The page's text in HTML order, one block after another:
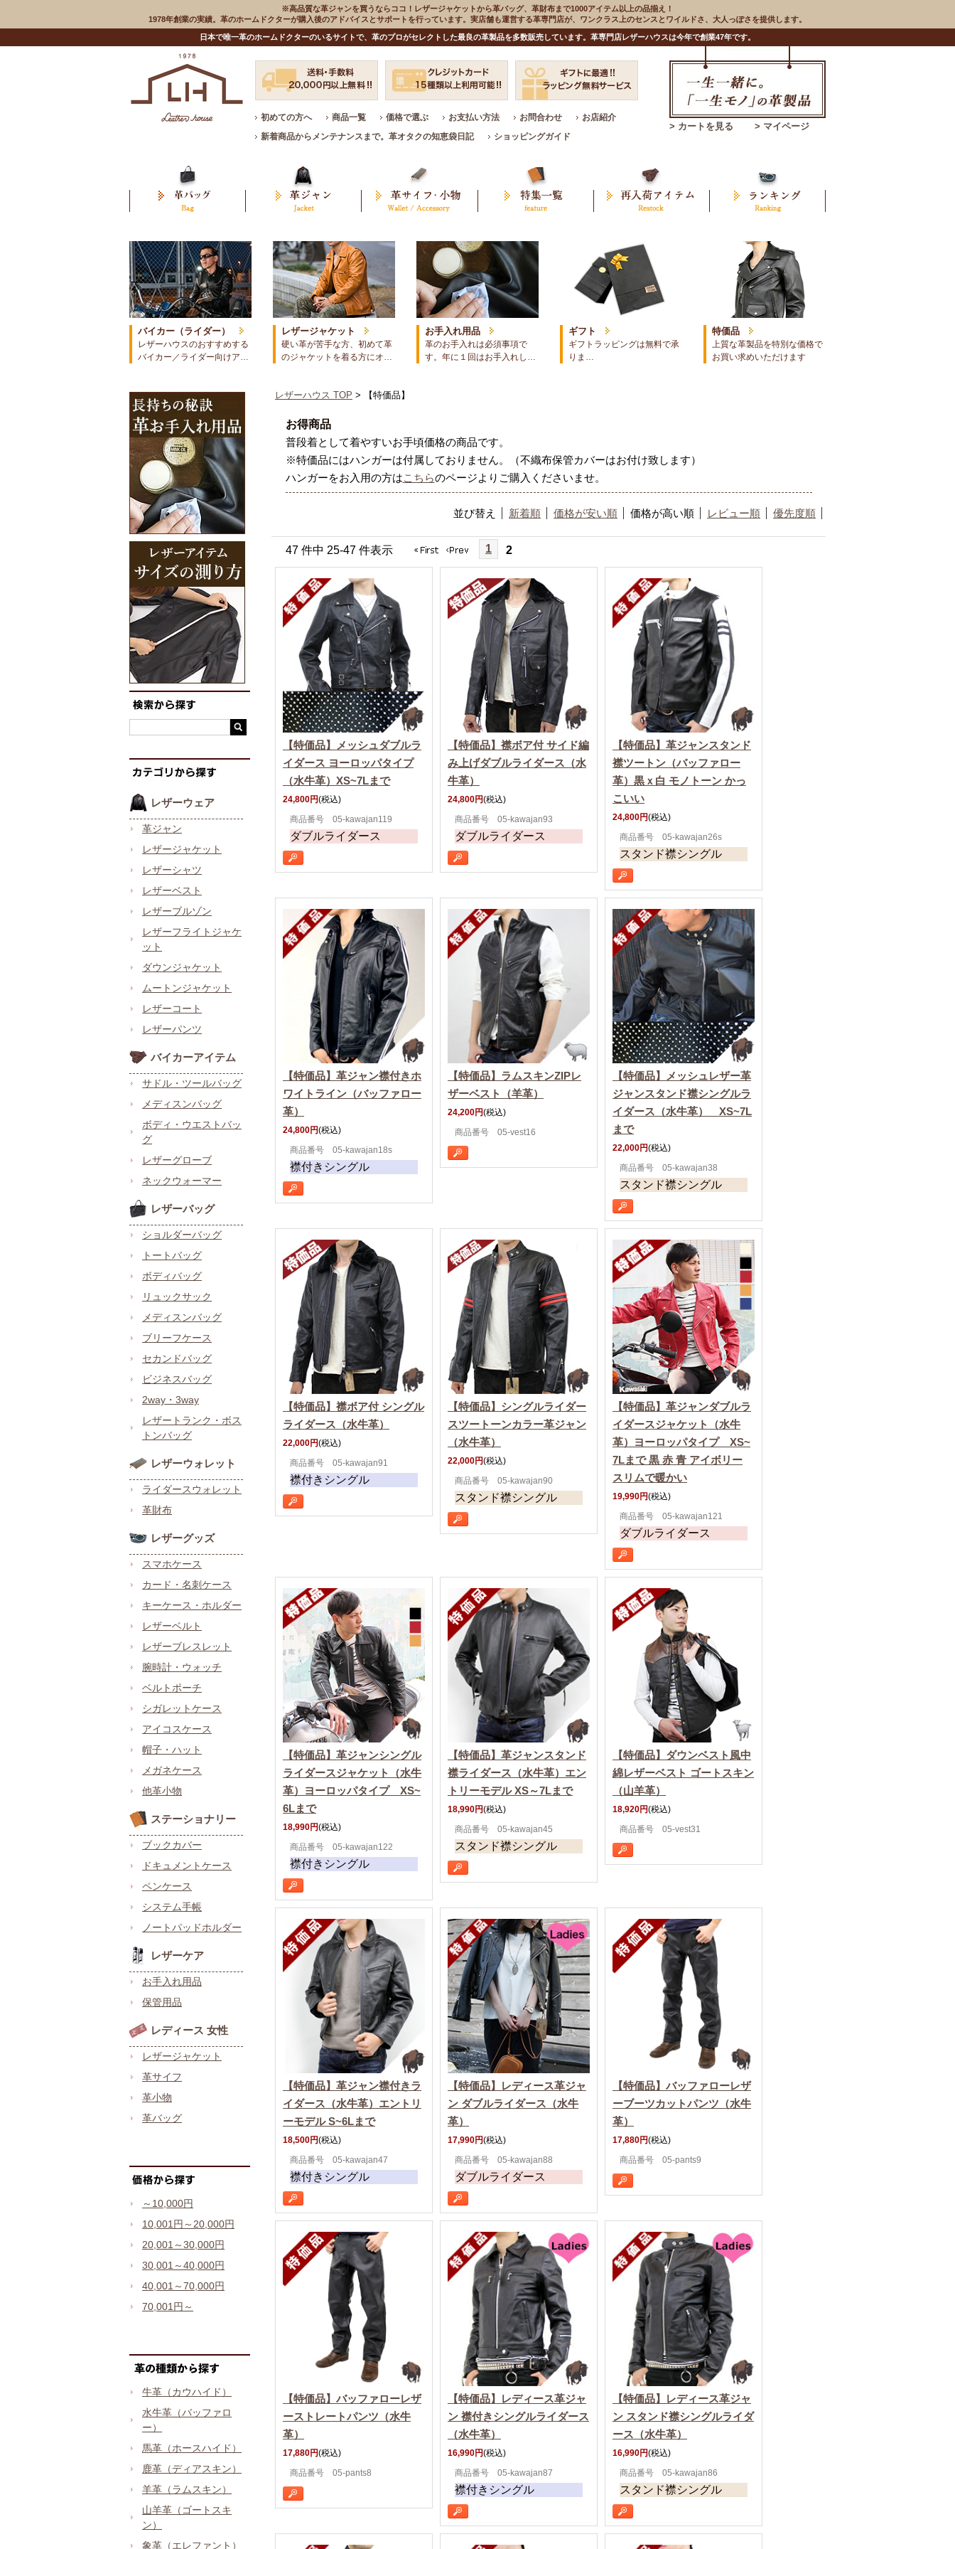
※高品質な革ジャンを買うならココ！レザージャケットから革バッグ、革財布まで1000アイテム以上の品揃え！
1978年創業の実績。革のホームドクターが購入後のアドバイスとサポートを行っています。実店舗も運営する革専門店が、ワンクラス上のセンスとワイルドさ、大人っぽさを提供します。
日本で唯一革のホームドクターのいるサイトで、革のプロがセレクトした最良の革製品を多数販売しています。革専門店レザーハウスは今年で創業47年です。
初めての方へ 商品一覧 価格で選ぶ お支払い方法 お問合わせ
お店紹介
新着商品からメンテナンスまで。革オタクの知恵袋日記
ショッピングガイド
> カートを見る > マイページ
バイカー（ライダー）
レザーハウスのおすすめする
バイカー／ライダー向けア…
レザージャケット
硬い革が苦手な方、初めて革
のジャケットを着る方にオ…
お手入れ用品
革のお手入れは必須事項で
す。年に１回はお手入れし…
ギフト
ギフトラッピングは無料で承
りま…
特価品
上質な革製品を特別な価格で
お買い求めいただけます
レザーウェア
革ジャン
レザージャケット
レザーシャツ
レザーベスト
レザーブルゾン
レザーフライトジャケ
ット
ダウンジャケット
ムートンジャケット
レザーコート
レザーパンツ
バイカーアイテム
サドル・ツールバッグ
メディスンバッグ
ボディ・ウエストバッ
グ
レザーグローブ
ネックウォーマー
レザーバッグ
ショルダーバッグ
トートバッグ
ボディバッグ
リュックサック
メディスンバッグ
ブリーフケース
セカンドバッグ
ビジネスバッグ
2way・3way
レザートランク・ボス
トンバッグ
レザーウォレット
ライダースウォレット
革財布
レザーグッズ
スマホケース
カード・名刺ケース
キーケース・ホルダー
レザーベルト
レザーブレスレット
腕時計・ウォッチ
ベルトポーチ
シガレットケース
アイコスケース
帽子・ハット
メガネケース
他革小物
ステーショナリー
ブックカバー
ドキュメントケース
ペンケース
システム手帳
ノートパッドホルダー
レザーケア
お手入れ用品
保管用品
レディース 女性
レザージャケット
革サイフ
革小物
革バッグ
～10,000円
10,001円～20,000円
20,001～30,000円
30,001～40,000円
40,001～70,000円
70,001円～
牛革（カウハイド）
水牛革（バッファロ
ー）
馬革（ホースハイド）
鹿革（ディアスキン）
羊革（ラムスキン）
山羊革（ゴートスキ
ン）
象革（エレファント）
レザーハウス TOP > 【特価品】
お得商品
普段着として着やすいお手頃価格の商品です。
※特価品にはハンガーは付属しておりません。（不織布保管カバーはお付け致します）
ハンガーをお入用の方はこちらのページよりご購入くださいませ。
並び替え 新着順 価格が安い順 価格が高い順 レビュー順 優先度順
47 件中 25-47 件表示 1 2
【特価品】メッシュダブルラ
イダース ヨーロッパタイプ
（水牛革）XS~7Lまで
24,800円(税込)
商品番号 05-kawajan119
ダブルライダース
【特価品】襟ボア付 サイド編
み上げダブルライダース（水
牛革）
24,800円(税込)
商品番号 05-kawajan93
ダブルライダース
【特価品】革ジャンスタンド
襟ツートン（バッファロー
革）黒ｘ白 モノトーン かっ
こいい
24,800円(税込)
商品番号 05-kawajan26s
スタンド襟シングル
【特価品】革ジャン襟付きホ
ワイトライン（バッファロー
革）
24,800円(税込)
商品番号 05-kawajan18s
襟付きシングル
【特価品】ラムスキンZIPレ
ザーベスト（羊革）
24,200円(税込)
商品番号 05-vest16
【特価品】メッシュレザー革
ジャンスタンド襟シングルラ
イダース（水牛革） XS~7L
まで
22,000円(税込)
商品番号 05-kawajan38
スタンド襟シングル
【特価品】襟ボア付 シングル
ライダース（水牛革）
22,000円(税込)
商品番号 05-kawajan91
襟付きシングル
【特価品】シングルライダー
スツートーンカラー革ジャン
（水牛革）
22,000円(税込)
商品番号 05-kawajan90
スタンド襟シングル
【特価品】革ジャンダブルラ
イダースジャケット（水牛
革）ヨーロッパタイプ XS~
7Lまで 黒 赤 青 アイボリー
スリムで暖かい
19,990円(税込)
商品番号 05-kawajan121
ダブルライダース
【特価品】革ジャンシングル
ライダースジャケット（水牛
革）ヨーロッパタイプ XS~
6Lまで
18,990円(税込)
商品番号 05-kawajan122
襟付きシングル
【特価品】革ジャンスタンド
襟ライダース（水牛革）エン
トリーモデル XS～7Lまで
18,990円(税込)
商品番号 05-kawajan45
スタンド襟シングル
【特価品】ダウンベスト風中
綿レザーベスト ゴートスキン
（山羊革）
18,920円(税込)
商品番号 05-vest31
【特価品】革ジャン襟付きラ
イダース（水牛革）エントリ
ーモデル S~6Lまで
18,500円(税込)
商品番号 05-kawajan47
襟付きシングル
【特価品】レディース革ジャ
ン ダブルライダース（水牛
革）
17,990円(税込)
商品番号 05-kawajan88
ダブルライダース
【特価品】バッファローレザ
ーブーツカットパンツ（水牛
革）
17,880円(税込)
商品番号 05-pants9
【特価品】バッファローレザ
ーストレートパンツ（水牛
革）
17,880円(税込)
商品番号 05-pants8
【特価品】レディース革ジャ
ン 襟付きシングルライダース
（水牛革）
16,990円(税込)
商品番号 05-kawajan87
襟付きシングル
【特価品】レディース革ジャ
ン スタンド襟シングルライダ
ース（水牛革）
16,990円(税込)
商品番号 05-kawajan86
スタンド襟シングル